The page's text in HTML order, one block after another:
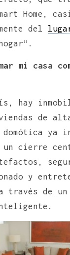
Home,
del
mi casa
hay
de
domótica ya
cierre
y
través de un